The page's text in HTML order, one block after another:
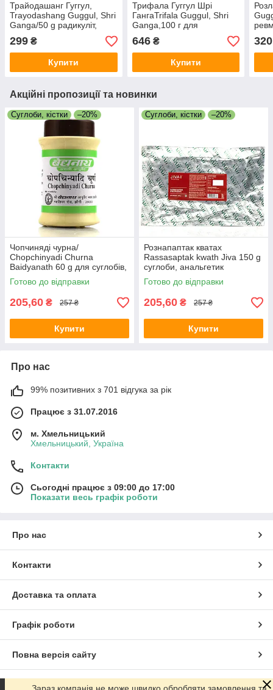
Трайодашанг Гуггул,
Trayodashang Guggul, Shri
Ganga/50 g радикуліт,
ревматоїдний артрит і
остеоартрит, скутість у
спині, параліч,
299 ₴
Купити
Трифала Гуггул Шрі
ГангаTrifala Guggul, Shri
Ganga,100 г для
очищення організму,
кішечника, детокс
646₴
Купити
320
Акційні пропозиції та новинки
Суглоби, кістки –20%
Чопчиняді чурна/
Chopchinyadi Churna
Baidyanath 60 g для суглобів,
у разі артритів, артрозів
Готово до відправки
205,60 ₴ 257 ₴
Купити
Суглоби, кістки –20%
Рознапаптак кватах
Rassasaptak kwath Jiva 150 g
суглоби, анальгетик
Готово до відправки
205,60 ₴ 257 ₴
Купити
Про нас
99% позитивних з 701 відгука за рік
Працює з 31.07.2016
м. Хмельницький
Хмельницький, Україна
Контакти
Сьогодні працює з 09:00 до 17:00
Показати весь графік роботи
Про нас
Контакти
Доставка та оплата
Графік роботи
Повна версія сайту
Сайт створено на маркетплейсіProm.ua